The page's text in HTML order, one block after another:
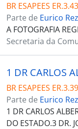
BR ESAPEES ER.3.43
Parte de Eurico
A FOTOGRAFIA
Secretaria da
BR ESAPEES
Parte de Eurico
1 DR CARLOS
DO ESTADO.3 DR.